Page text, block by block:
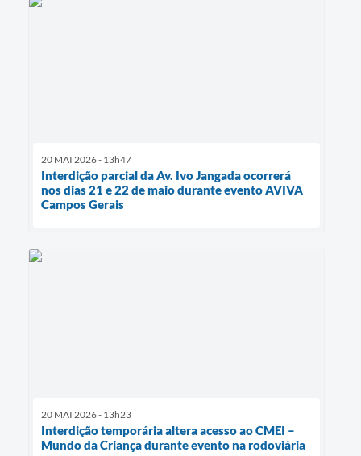
20 MAI 2026 - 13h47
Interdição parcial da Av. Ivo Jangada ocorrerá
nos dias 21 e 22 de maio durante evento AVIVA
Campos Gerais
20 MAI 2026 - 13h23
Interdição temporária altera acesso ao CMEI –
Mundo da Criança durante evento na rodoviária